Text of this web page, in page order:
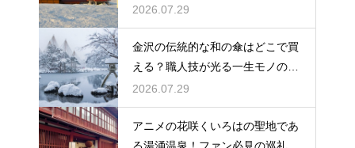
れる休日
2026.07.29
金沢の伝統的な和の傘はどこで買
える？職人技が光る一生モノの工
芸品
2026.07.29
アニメの花咲くいろはの聖地であ